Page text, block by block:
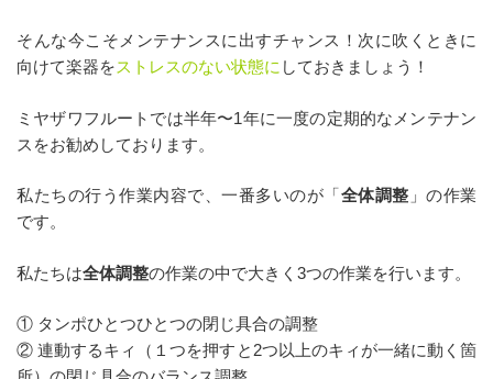
そんな今こそメンテナンスに出すチャンス！次に吹くときに
向けて楽器をストレスのない状態に しておきましょう！
ミヤザワフルートでは半年〜1年に一度の定期的なメンテナン
スをお勧めしております。
私たちの行う作業内容で、一番多いのが「全体調整 」の作業
です。
私たちは全体調整の作業の中で大きく3つの作業を行います。
① タンポひとつひとつの閉じ具合の調整
② 連動するキィ（１つを押すと2つ以上のキィが一緒に動く箇